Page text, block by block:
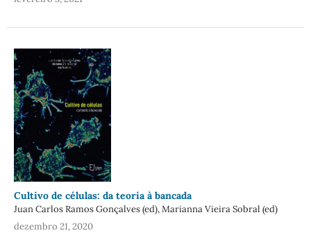
Cultivo de células: da teoria à bancada
Juan Carlos Ramos Gonçalves (ed), Marianna Vieira Sobral (ed)
dezembro 21, 2020